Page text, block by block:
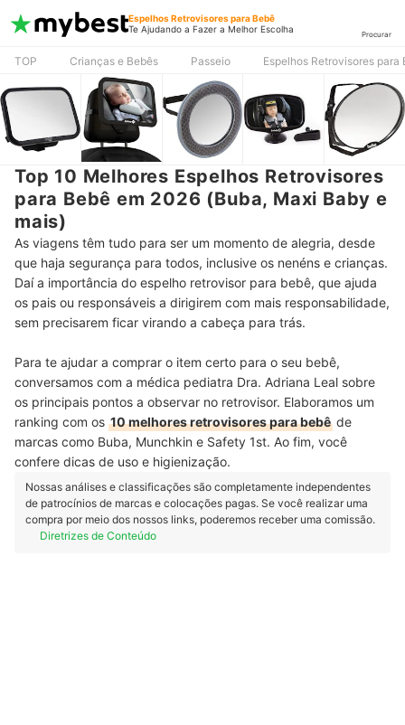
Espelhos Retrovisores para Bebê
Te Ajudando a Fazer a Melhor Escolha
Procurar
TOP Crianças e Bebês Passeio Espelhos Retrovisores para
Top 10 Melhores Espelhos Retrovisores
para Bebê em 2026 (Buba, Maxi Baby e
mais)
As viagens têm tudo para ser um momento de alegria, desde
que haja segurança para todos, inclusive os nenéns e crianças.
Daí a importância do espelho retrovisor para bebê, que ajuda
os pais ou responsáveis a dirigirem com mais responsabilidade,
sem precisarem ficar virando a cabeça para trás.
Para te ajudar a comprar o item certo para o seu bebê,
conversamos com a médica pediatra Dra. Adriana Leal sobre
os principais pontos a observar no retrovisor. Elaboramos um
ranking com os 10 melhores retrovisores para bebê de
marcas como Buba, Munchkin e Safety 1st. Ao fim, você
confere dicas de uso e higienização.
Nossas análises e classificações são completamente independentes
de patrocínios de marcas e colocações pagas. Se você realizar uma
compra por meio dos nossos links, poderemos receber uma comissão.
Diretrizes de Conteúdo